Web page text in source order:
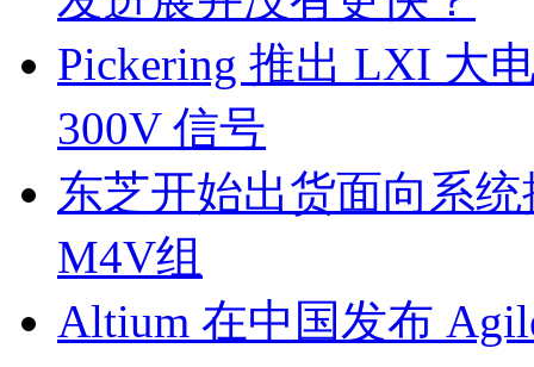
Pickering 推出 LXI 大
300V 信号
东芝开始出货面向系
M4V组
Altium 在中国发布